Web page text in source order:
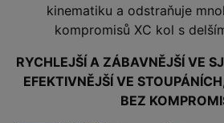
kinematiku a odstraňuje
kompromisů XC kol s
RYCHLEJŠÍ A ZÁBAVNĚJŠÍ VE
EFEKTIVNĚJŠÍ VE
BEZ